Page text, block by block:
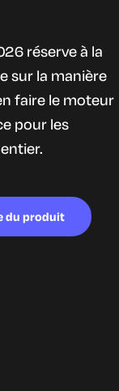
réserve à la
sur la manière
faire le moteur
pour les
du produit